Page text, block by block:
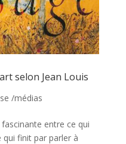
selon Jean Louis
/médias
entre ce qui
finit par parler à